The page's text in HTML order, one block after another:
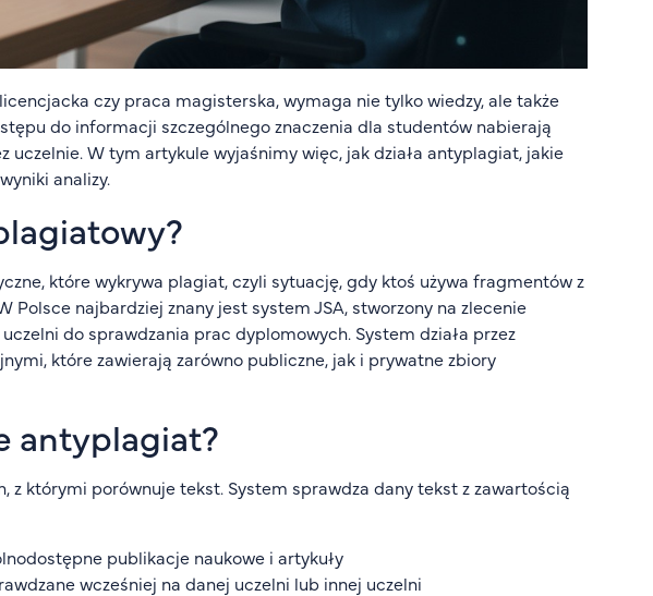
czy praca magisterska, wymaga nie tylko wiedzy, ale także
do informacji szczególnego znaczenia dla studentów nabierają
W tym artykule wyjaśnimy więc, jak działa antyplagiat, jakie
analizy.
które wykrywa plagiat, czyli sytuację, gdy ktoś używa fragmentów z
Polsce najbardziej znany jest system JSA, stworzony na zlecenie
do sprawdzania prac dyplomowych. System działa przez
które zawierają zarówno publiczne, jak i prywatne zbiory
antyplagiat?
z którymi porównuje tekst. System sprawdza dany tekst z zawartością
publikacje naukowe i artykuły
wcześniej na danej uczelni lub innej uczelni